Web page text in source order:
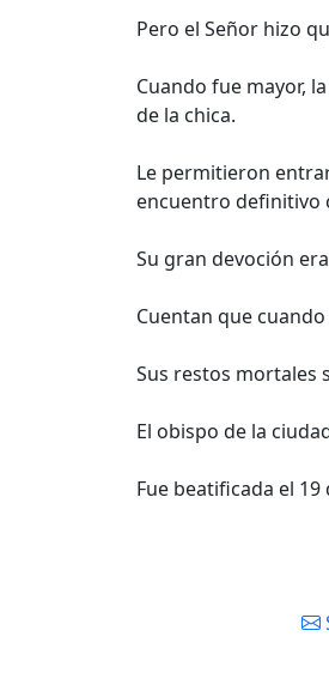
Pero el Señor hizo
Cuando fue mayor,
de la chica.
Le permitieron
encuentro definitivo
Su gran devoción
Cuentan que
Sus restos mortales
El obispo de la
Fue beatificada el